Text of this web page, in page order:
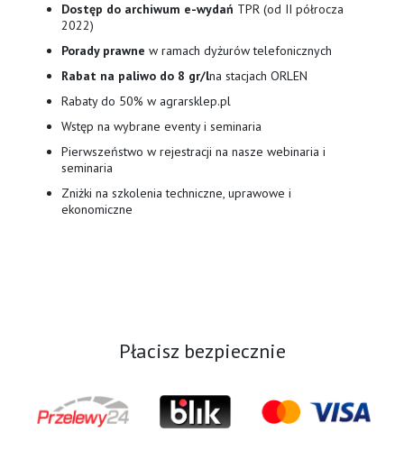
Dostęp do archiwum e-wydań TPR (od II półrocza
2022)
Porady prawne w ramach dyżurów telefonicznych
Rabat na paliwo do 8 gr/lna stacjach ORLEN
Rabaty do 50% w agrarsklep.pl
Wstęp na wybrane eventy i seminaria
Pierwszeństwo w rejestracji na nasze webinaria i
seminaria
Zniżki na szkolenia techniczne, uprawowe i
ekonomiczne
Płacisz bezpiecznie